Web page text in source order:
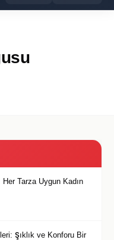
Tarza Uygun Kadın
Şıklık ve Konforu Bir